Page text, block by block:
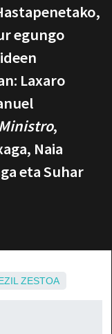
egungo
Laxaro
Ministro,
Naia
eta Suhar
ZESTOA